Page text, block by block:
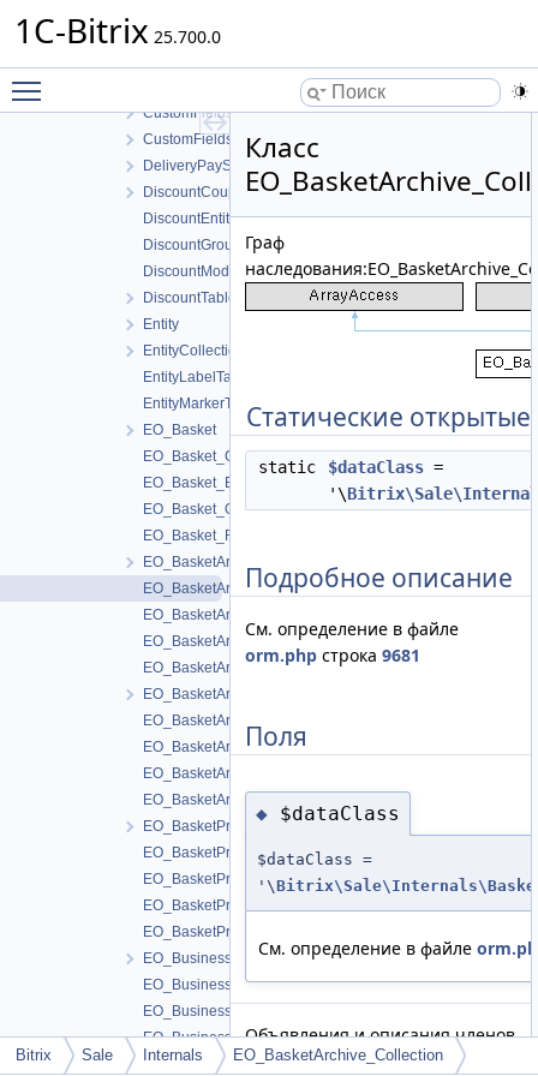
1C-Bitrix 25.700.0
CompanyServiceTable
CustomFieldsController
CustomFieldsTable
DeliveryPaySystemTable
DiscountCouponTable
DiscountEntitiesTable
DiscountGroupTable
DiscountModuleTable
DiscountTable
Entity
EntityCollection
EntityLabelTable
EntityMarkerTable
EO_Basket
EO_Basket_Collection
EO_Basket_Entity
EO_Basket_Query
EO_Basket_Result
EO_BasketArchive
EO_BasketArchive_Collection
EO_BasketArchive_Entity
EO_BasketArchive_Query
EO_BasketArchive_Result
EO_BasketArchivePacked
EO_BasketArchivePacked_Collection
EO_BasketArchivePacked_Entity
EO_BasketArchivePacked_Query
EO_BasketArchivePacked_Result
EO_BasketProperty
EO_BasketProperty_Collection
EO_BasketProperty_Entity
EO_BasketProperty_Query
EO_BasketProperty_Result
EO_BusinessValue
EO_BusinessValue_Collection
EO_BusinessValue_Entity
EO_BusinessValue_Query
EO_BusinessValue_Result
Класс
Граф
Статические
static $dataClass =
'\
Подробное описание
См. определение в файле
orm.php строка 9681
Поля
◆ $dataClass
$dataClass =
'\
См. определение в файле
Объявления и описания членов
класса находятся в файле:
Bitrix Sale Internals EO_BasketArchive_Collection